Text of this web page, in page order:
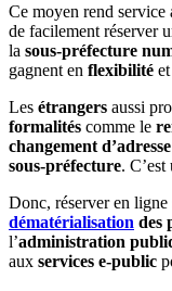
Ce moyen rend service
de facilement réserver
la sous-préfecture
gagnent en flexibilité et
Les étrangers aussi
formalités comme le
changement d’adresse
sous-préfecture.
Donc, réserver en ligne
dématérialisation des
l’administration
aux services e-public